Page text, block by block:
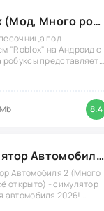
Roblox (Мод, Много робуксов)
под
"Roblox" на Андроид с
робуксы представляет
8.4
Симулятор Автомобиля 2 (Мод Много денег/Всё открыто)
Автомобиля 2 (Много
открыто) - симулятор
автомобиля 2026!